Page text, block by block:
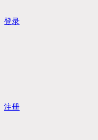
登录
注册